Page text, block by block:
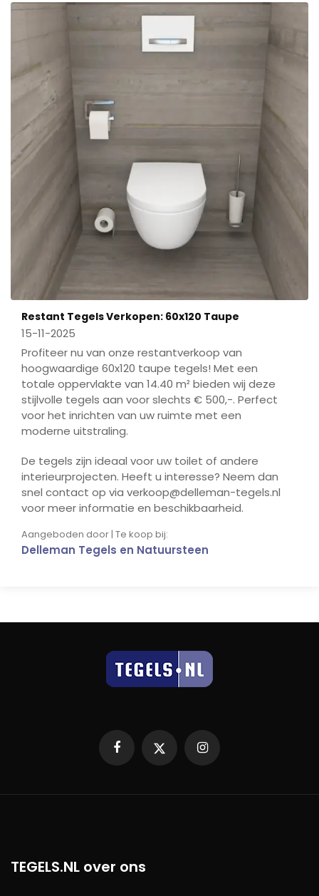
Restant Tegels Verkopen: 60x120 Taupe
15-11-2025
Profiteer nu van onze restantverkoop van
hoogwaardige 60x120 taupe tegels! Met een
totale oppervlakte van 14.40 m² bieden wij deze
stijlvolle tegels aan voor slechts € 500,-. Perfect
voor het inrichten van uw ruimte met een
moderne uitstraling.
De tegels zijn ideaal voor uw toilet of andere
interieurprojecten. Heeft u interesse? Neem dan
snel contact op via verkoop@delleman-tegels.nl
voor meer informatie en beschikbaarheid.
Aangeboden door | Te koop bij:
Delleman Tegels en Natuursteen
Facebook Instagram
TEGELS.NL over ons